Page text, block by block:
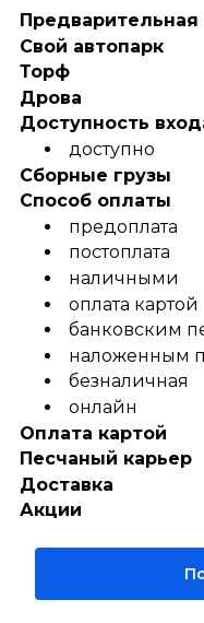
Предварительная
Свой автопарк
Торф
Дрова
Доступность
доступно
Сборные грузы
Способ оплаты
предоплата
постоплата
наличными
оплата картой
банковским
наложенным
безналичная
онлайн
Оплата картой
Песчаный карьер
Доставка
Акции